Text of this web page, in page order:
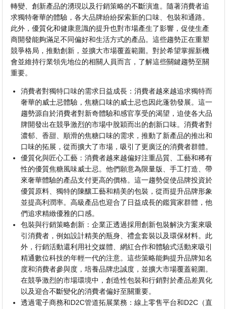
轉變、創新產品的湧現以及行銷策略的不斷演進。隨著消費者追
求獨特奢華的體驗，各大品牌紛紛探索新的口味、包裝和通路。
此外，優質化和健康意識的提升也對市場產生了影響，促使生產
商開發能夠滿足不同偏好和生活方式的產品。這些趨勢正在重塑
競爭格局，推動創新，並擴大市場覆蓋範圍。對於希望掌握新機
會並維持行業領先地位的相關人員而言，了解這些關鍵趨勢至關
重要。
消費者對獨特口味的需求日益成長：消費者越來越追求獨特而
奢華的威士忌體驗，焦糖口味的威士忌也因此蓬勃發展。這一
趨勢源自於消費者對新奇體驗和感官享受的渴望，迫使各大品
牌開發出在競爭激烈的市場中脫穎而出的創新口味。消費者對
濃郁、香甜、順滑的焦糖口味的需求，推動了新產品的推出和
口味的拓展，從而擴大了市場，吸引了更廣泛的消費者群體。
優質化與匠心工藝：消費者越來越偏好注重品質、工藝和稀有
性的優質焦糖風味威士忌。他們願意為限量版、手工打造、帶
來奢華體驗的產品支付更高的價格。這一趨勢促使品牌投資於
優質原料、獨特的陳釀工藝和精美的包裝，從而提升品牌形象
並提高利潤率。高級產品也迎合了日益成長的鑑賞家群體，他
們追求精緻優雅的口感。
包裝與行銷策略創新：企業正透過採用創新包裝解決方案來吸
引消費者，例如設計精美的瓶身、禮盒套裝以及環保材料。此
外，行銷活動還利用社交媒體、網紅合作和體驗式活動來吸引
精通數位科技的年輕一代的注意。這些策略能夠提升品牌知名
度和消費者參與度，培養品牌忠誠度，並擴大市場覆蓋範圍。
在競爭激烈的市場環境中，創造性包裝和行銷對於產品差異化
以及迎合不斷變化的消費者偏好至關重要。
透過電子商務和D2C管道拓展業務：線上零售平台和D2C（直